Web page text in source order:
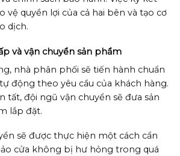
vệ quyền lợi của cả hai bên và tạo cơ
dịch.
và vận chuyển sản phẩm
nhà phân phối sẽ tiến hành chuẩn
động theo yêu cầu của khách hàng.
tất, đội ngũ vận chuyển sẽ đưa sản
lắp đặt.
sẽ được thực hiện một cách cẩn
cửa không bị hư hỏng trong quá